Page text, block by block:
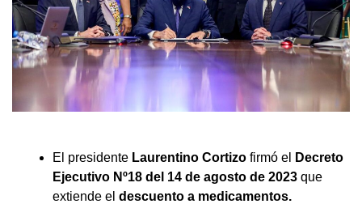
El presidente Laurentino Cortizo firmó el
Decreto
Ejecutivo Nº18 del 14 de agosto de 2023 que
extiende el descuento a medicamentos.